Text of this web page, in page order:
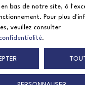
l’éditeur du site ne
force majeure ou de
en bas de notre site, à
Pour plus
veuillez consulter
.